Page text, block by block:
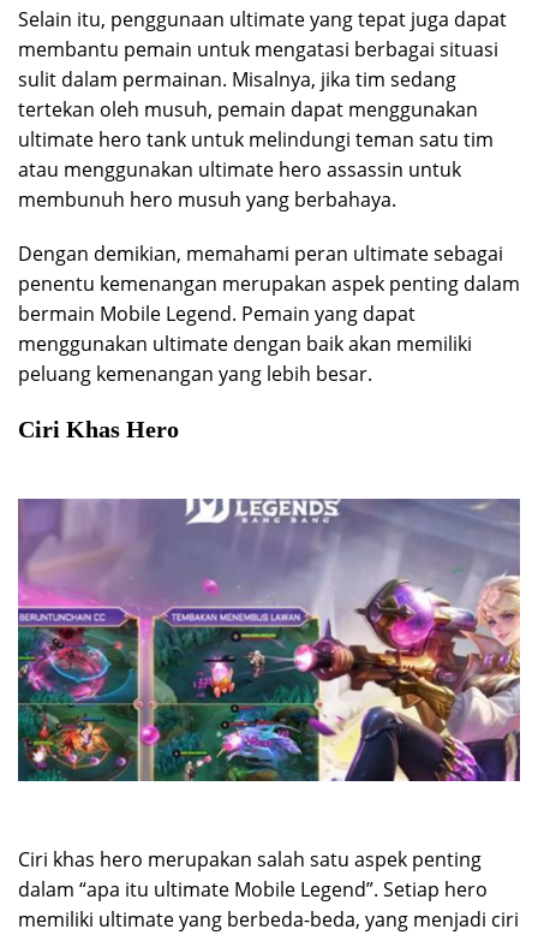
Selain itu, penggunaan ultimate yang tepat juga dapat
membantu pemain untuk mengatasi berbagai situasi
sulit dalam permainan. Misalnya, jika tim sedang
tertekan oleh musuh, pemain dapat menggunakan
ultimate hero tank untuk melindungi teman satu tim
atau menggunakan ultimate hero assassin untuk
membunuh hero musuh yang berbahaya.
Dengan demikian, memahami peran ultimate sebagai
penentu kemenangan merupakan aspek penting dalam
bermain Mobile Legend. Pemain yang dapat
menggunakan ultimate dengan baik akan memiliki
peluang kemenangan yang lebih besar.
Ciri Khas Hero
Ciri khas hero merupakan salah satu aspek penting
dalam “apa itu ultimate Mobile Legend”. Setiap hero
memiliki ultimate yang berbeda-beda, yang menjadi ciri